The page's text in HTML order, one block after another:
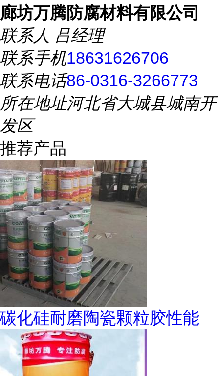
廊坊万腾防腐材料有限公司
联系人 吕经理
联系手机18631626706
联系电话86-0316-3266773
所在地址河北省大城县城南开
发区
推荐产品
碳化硅耐磨陶瓷颗粒胶性能